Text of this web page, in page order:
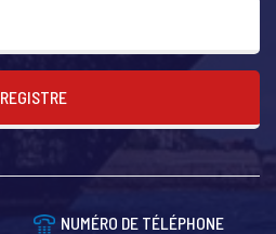
REGISTRE
NUMÉRO DE TÉLÉPHONE